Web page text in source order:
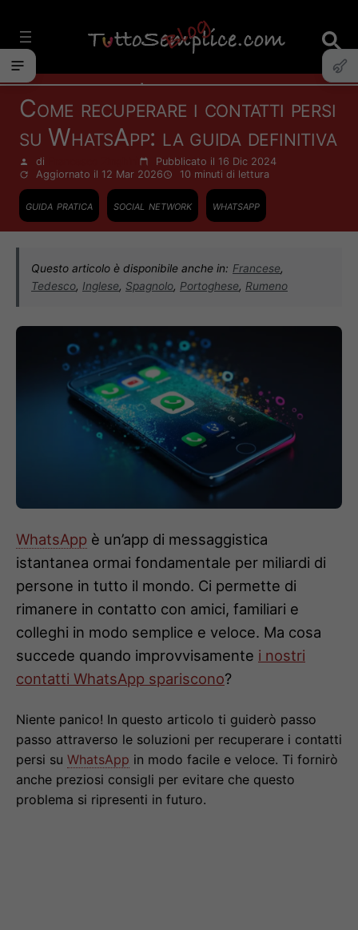
contenuto
Internet
Come recuperare i contatti persi
su WhatsApp: la guida definitiva
di
Pubblicato il 16 Dic 2024
Aggiornato il 12 Mar 2026
10 minuti di lettura
guida pratica social network whatsapp
Questo articolo è disponibile anche in: Francese,
Tedesco, Inglese, Spagnolo, Portoghese, Rumeno
WhatsApp è un’app di messaggistica
istantanea ormai fondamentale per miliardi di
persone in tutto il mondo. Ci permette di
rimanere in contatto con amici, familiari e
colleghi in modo semplice e veloce. Ma cosa
succede quando improvvisamente i nostri
contatti WhatsApp spariscono?
Niente panico! In questo articolo ti guiderò passo
passo attraverso le soluzioni per recuperare i contatti
persi su WhatsApp in modo facile e veloce. Ti fornirò
anche preziosi consigli per evitare che questo
problema si ripresenti in futuro.